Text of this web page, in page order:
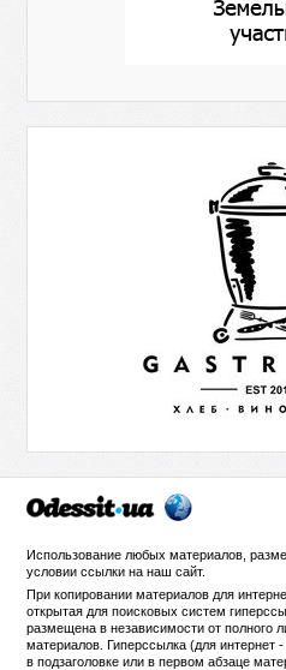
Использование любых материалов,
условии ссылки нанаш сайт.
При копировании материалов для
открытая для поисковых систем
размещена в независимости от полного
материалов. Гиперссылка (для
в подзаголовке или в первом абзаце